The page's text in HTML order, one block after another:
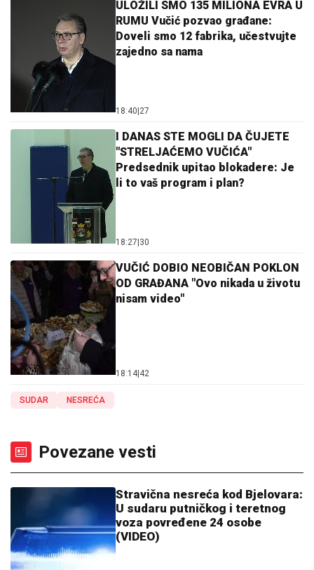
ULOŽILI SMO 135 MILIONA EVRA U
RUMU Vučić pozvao građane:
Doveli smo 12 fabrika, učestvujte
zajedno sa nama
18:40 27
I DANAS STE MOGLI DA ČUJETE
"STRELJAĆEMO VUČIĆA"
Predsednik upitao blokadere: Je
li to vaš program i plan?
18:27 30
VUČIĆ DOBIO NEOBIČAN POKLON
OD GRAĐANA "Ovo nikada u životu
nisam video"
18:14 42
SUDAR NESREĆA
Povezane vesti
Stravična nesreća kod Bjelovara:
U sudaru putničkog i teretnog
voza povređene 24 osobe
(VIDEO)